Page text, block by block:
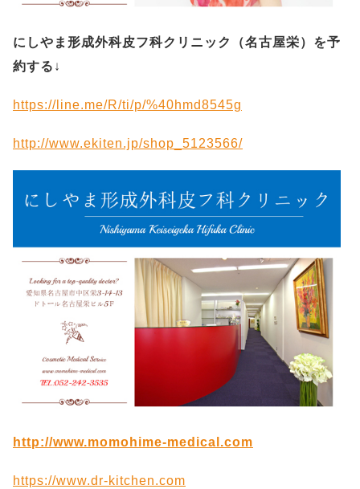
にしやま形成外科皮フ科クリニック（名古屋栄）を予
約する ↓
https://line.me/R/ti/p/%40hmd8545g
http://www.ekiten.jp/shop_5123566/
http://www.momohime-medical.com
https://www.dr-kitchen.com